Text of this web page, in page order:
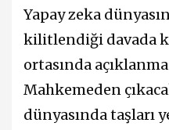
Yapay zeka
kilitlendiği davada
ortasında
Mahkemeden
dünyasında taşları